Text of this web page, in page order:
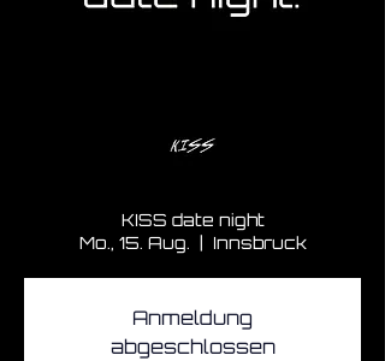
KISS date night
Mo., 15. Aug.
  |
Innsbruck
Anmeldung
abgeschlossen